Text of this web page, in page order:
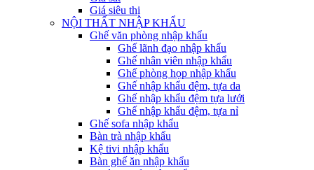
Giá siêu thị
NỘI THẤT NHẬP KHẨU
Ghế văn phòng nhập khẩu
Ghế lãnh đạo nhập khẩu
Ghế nhân viên nhập khẩu
Ghế phòng họp nhập khẩu
Ghế nhập khẩu đệm, tựa da
Ghế nhập khẩu đệm tựa lưới
Ghế nhập khẩu đệm, tựa nỉ
Ghế sofa nhập khẩu
Bàn trà nhập khẩu
Kệ tivi nhập khẩu
Bàn ghế ăn nhập khẩu